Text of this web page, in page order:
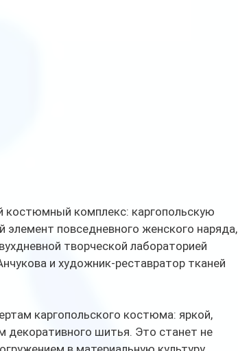
костюмный комплекс: каргопольскую
повседневного женского наряда,
творческой лабораторией
и художник-реставратор тканей
каргопольского костюма: яркой,
шитья. Это станет не